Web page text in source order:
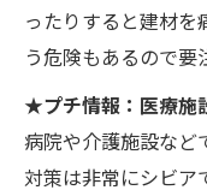
ったりすると建材を
う危険もあるので要
★プチ情報：医療施
病院や介護施設など
対策は非常にシビア